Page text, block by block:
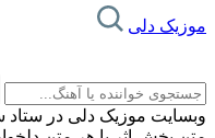
موزیک دلی
وبسایت موزیک دلی در